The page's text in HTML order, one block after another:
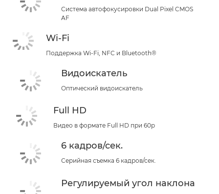
Система автофокусировки Dual Pixel CMOS
AF
Wi-Fi
Поддержка Wi-Fi, NFC и Bluetooth®
Видоискатель
Оптический видоискатель
Full HD
Видео в формате Full HD при 60p
6 кадров/сек.
Серийная съемка 6 кадров/сек.
Регулируемый угол наклона